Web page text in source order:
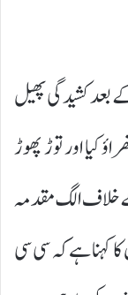
بعد کشیدگی پھیل
کیا اور توڑ پھوڑ
خلاف الگ مقدمہ
ہے کہ سی سی